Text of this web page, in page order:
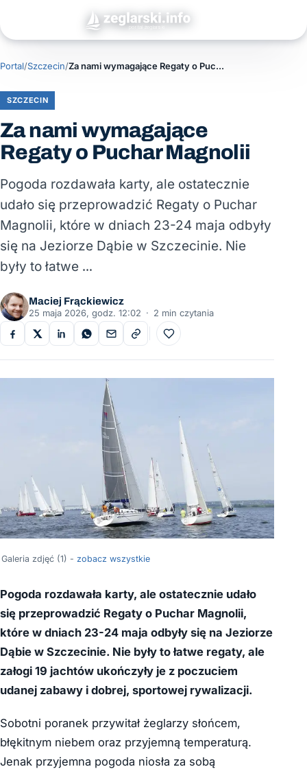
Portal/Szczecin/ Za nami wymagające Regaty o Puchar Magnolii
SZCZECIN
Za nami wymagające
Regaty o Puchar Magnolii
Pogoda rozdawała karty, ale ostatecznie
udało się przeprowadzić Regaty o Puchar
Magnolii, które w dniach 23-24 maja odbyły
się na Jeziorze Dąbie w Szczecinie. Nie
były to łatwe …
Maciej Frąckiewicz
25 maja 2026, godz. 12:02 · 2 min czytania
Do ulubionych
Galeria zdjęć (1) - zobacz wszystkie
Pogoda rozdawała karty, ale ostatecznie udało
się przeprowadzić Regaty o Puchar Magnolii,
które w dniach 23-24 maja odbyły się na Jeziorze
Dąbie w Szczecinie. Nie były to łatwe regaty, ale
załogi 19 jachtów ukończyły je z poczuciem
udanej zabawy i dobrej, sportowej rywalizacji.
Sobotni poranek przywitał żeglarzy słońcem,
błękitnym niebem oraz przyjemną temperaturą.
Jenak przyjemna pogoda niosła za sobą